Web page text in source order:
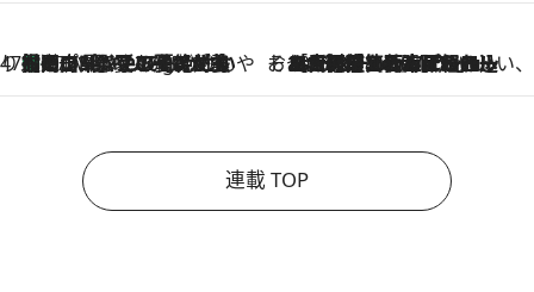
47都道府県の手みやげ ひんやりスイーツで夏を満喫
17 Minutes Ago
【岡山県】この夏絶対食べたい 冷やしておいしいおやつ3選 フルーツが主役のプリンやアイスが勢揃い そおだよおこの関西おいしい、おやつ紀行
2026.8.9
［大阪府箕面市］一皿一皿目の前で仕上げられる、料理を巧みに組み込んだアシェットデセールコース「ミチル アシェット デセール（Michiru assiette dessert）」
連載 TOP